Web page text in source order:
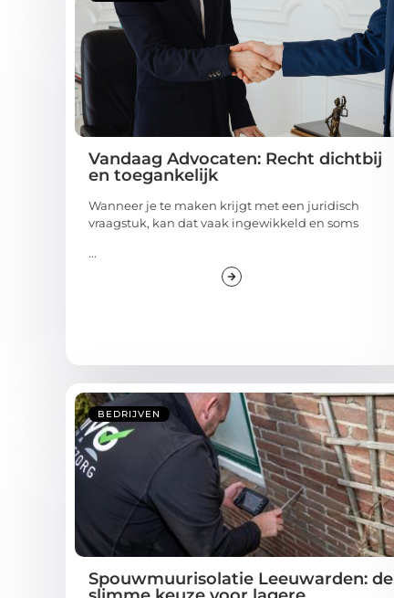
Vandaag Advocaten: Recht dichtbij
en toegankelijk
Wanneer je te maken krijgt met een juridisch
vraagstuk, kan dat vaak ingewikkeld en soms
...
BEDRIJVEN
Spouwmuurisolatie Leeuwarden: de